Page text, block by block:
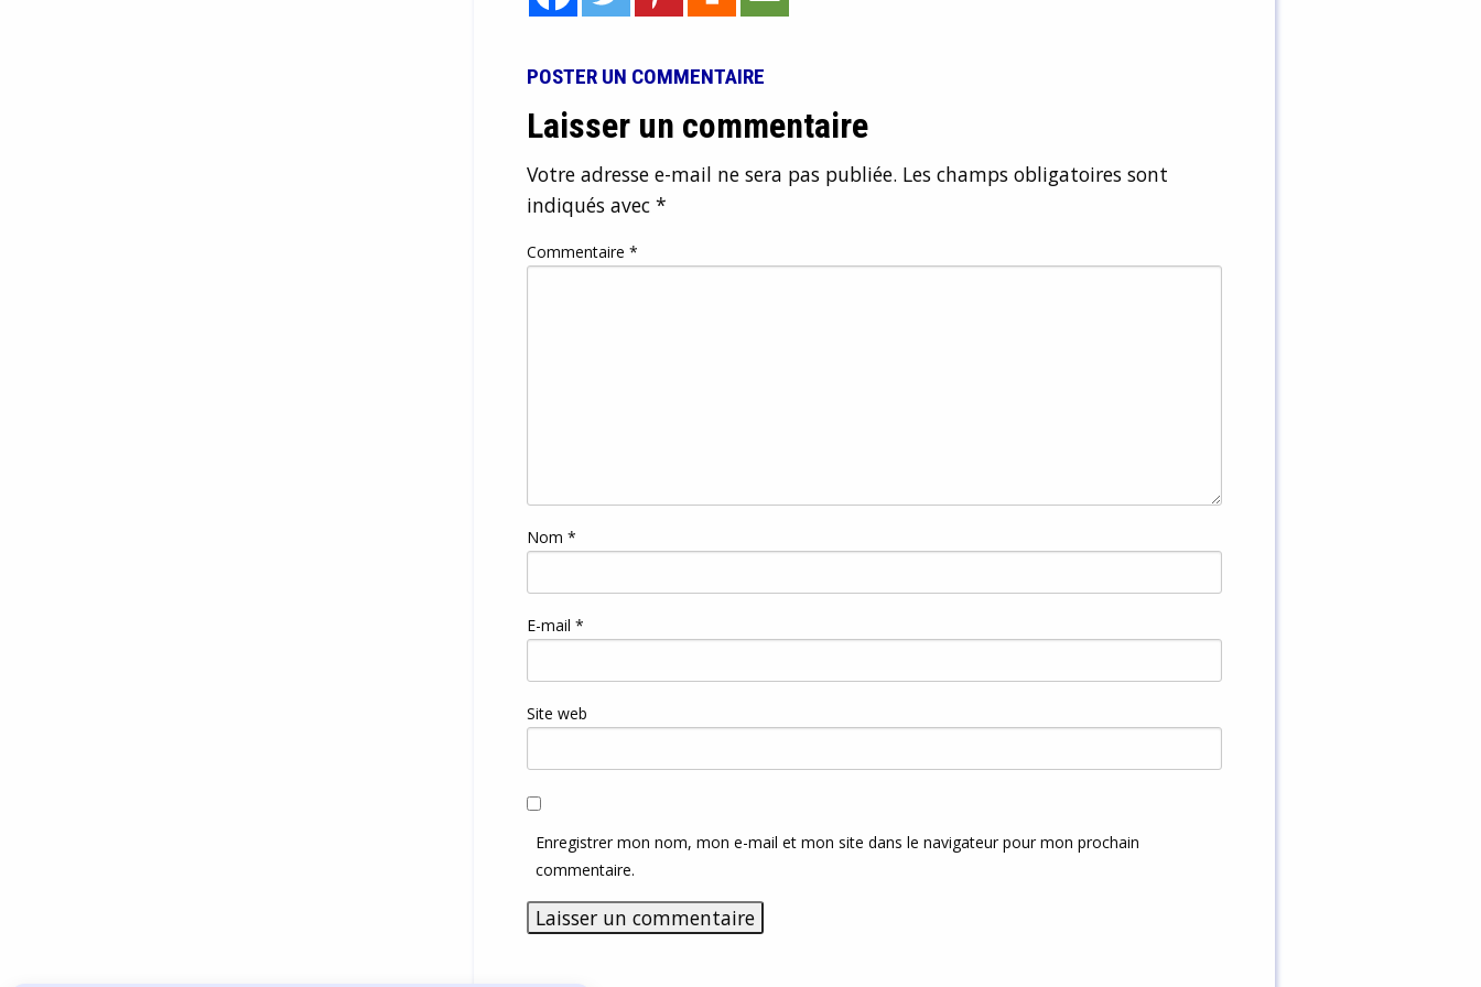
POSTER UN COMMENTAIRE
Laisser un commentaire
Votre adresse e-mail ne sera pas publiée. Les champs obligatoires sont
indiqués avec *
Commentaire *
Nom *
E-mail *
Site web
Enregistrer mon nom, mon e-mail et mon site dans le navigateur pour mon prochain
commentaire.